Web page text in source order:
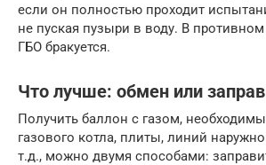
если он полностью проходит
не пуская пузыри в воду. В
ГБО бракуется.
Что лучше: обмен или
Получить баллон с газом,
газового котла, плиты, линий
т.д., можно двумя способами: